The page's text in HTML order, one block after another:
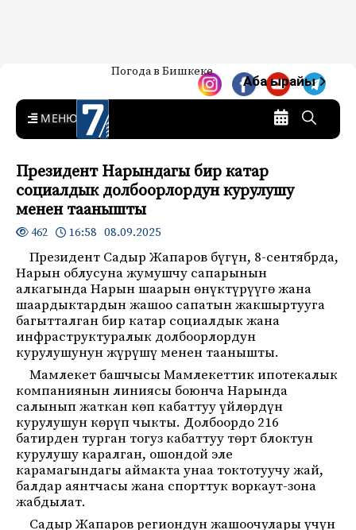
7-канал. Жаңылыктар —
Кыргызстан
Жаңылыктар — Кыргызстан
Погода в Бишкеке
Аба ырайы
MENU
Президент Нарындагы бир катар
социалдык долбоорлордун курулушу
менен таанышты
462 16:58 08.09.2025
Президент Садыр Жапаров бүгүн, 8-сентябрда,
Нарын облусуна жумушчу сапарынын
алкагында Нарын шаарын өнүктүрүүгө жана
шаардыктардын жашоо сапатын жакшыртууга
багытталган бир катар социалдык жана
инфраструктуралык долбоорлордун
курулушунун жүрүшү менен таанышты.
Мамлекет башчысы Мамлекеттик ипотекалык
компаниянын линиясы боюнча Нарында
салынып жаткан көп кабаттуу үйлөрдүн
курулушун көрүп чыкты. Долбоордо 216
батирден турган тогуз кабаттуу төрт блоктун
курулушу каралган, ошондой эле
карамагындагы аймакта унаа токтотуучу жай,
балдар аянтчасы жана спорттук воркаут-зона
жабдылат.
Садыр Жапаров региондун жашоочулары үчүн